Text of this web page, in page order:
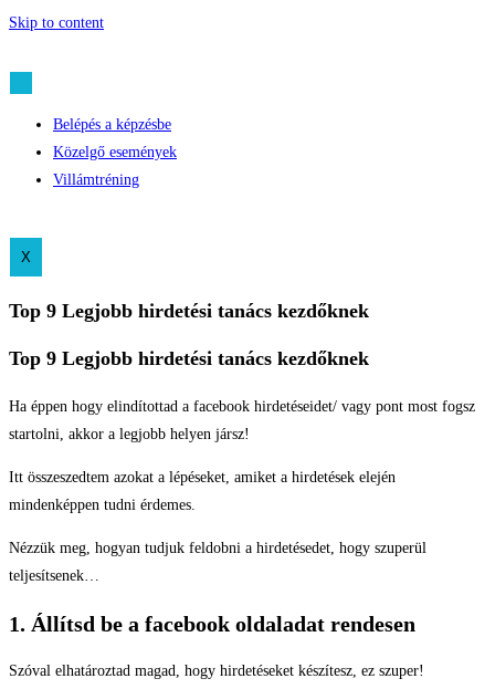
Skip to content
Belépés a képzésbe
Közelgő események
Villámtréning
X
Top 9 Legjobb hirdetési tanács kezdőknek
Top 9 Legjobb hirdetési tanács kezdőknek
Ha éppen hogy elindítottad a facebook hirdetéseidet/ vagy pont most fogsz
startolni, akkor a legjobb helyen jársz!
Itt összeszedtem azokat a lépéseket, amiket a hirdetések elején
mindenképpen tudni érdemes.
Nézzük meg, hogyan tudjuk feldobni a hirdetésedet, hogy szuperül
teljesítsenek…
1. Állítsd be a facebook oldaladat rendesen
Szóval elhatároztad magad, hogy hirdetéseket készítesz, ez szuper!